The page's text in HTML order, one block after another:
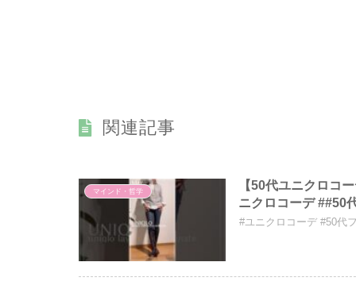
関連記事
マインド・哲学
【50代ユニクロコ
ニクロコーデ ##50
#ユニクロコーデ #50代